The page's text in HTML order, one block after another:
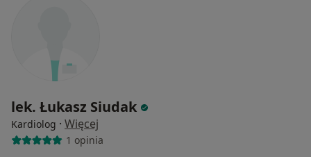
lek. Łukasz Siudak
Kardiolog · Więcej
1 opinia